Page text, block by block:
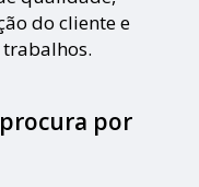
do cliente e
por